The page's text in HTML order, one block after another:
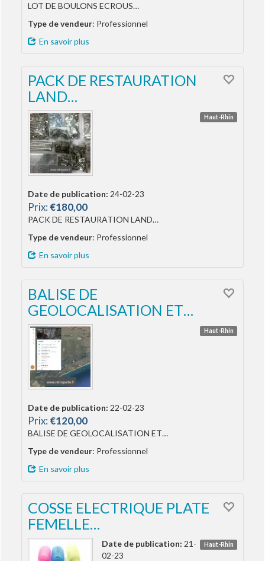
LOT DE BOULONS ECROUS…
Type de vendeur: Professionnel
En savoir plus
PACK DE RESTAURATION
LAND…
Haut-Rhin
Date de publication: 24-02-23
Prix: €180,00
PACK DE RESTAURATION LAND…
Type de vendeur: Professionnel
En savoir plus
BALISE DE
GEOLOCALISATION ET…
Haut-Rhin
Date de publication: 22-02-23
Prix: €120,00
BALISE DE GEOLOCALISATION ET…
Type de vendeur: Professionnel
En savoir plus
COSSE ELECTRIQUE PLATE
FEMELLE…
Haut-Rhin
Date de publication: 21-
02-23